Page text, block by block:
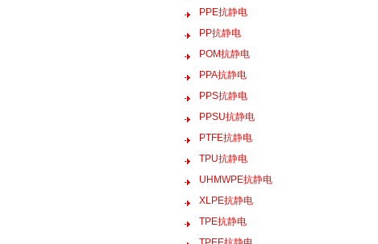
PPE抗静电
PP抗静电
POM抗静电
PPA抗静电
PPS抗静电
PPSU抗静电
PTFE抗静电
TPU抗静电
UHMWPE抗静电
XLPE抗静电
TPE抗静电